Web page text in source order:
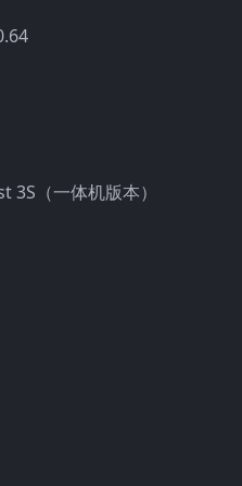
（一体机版本）